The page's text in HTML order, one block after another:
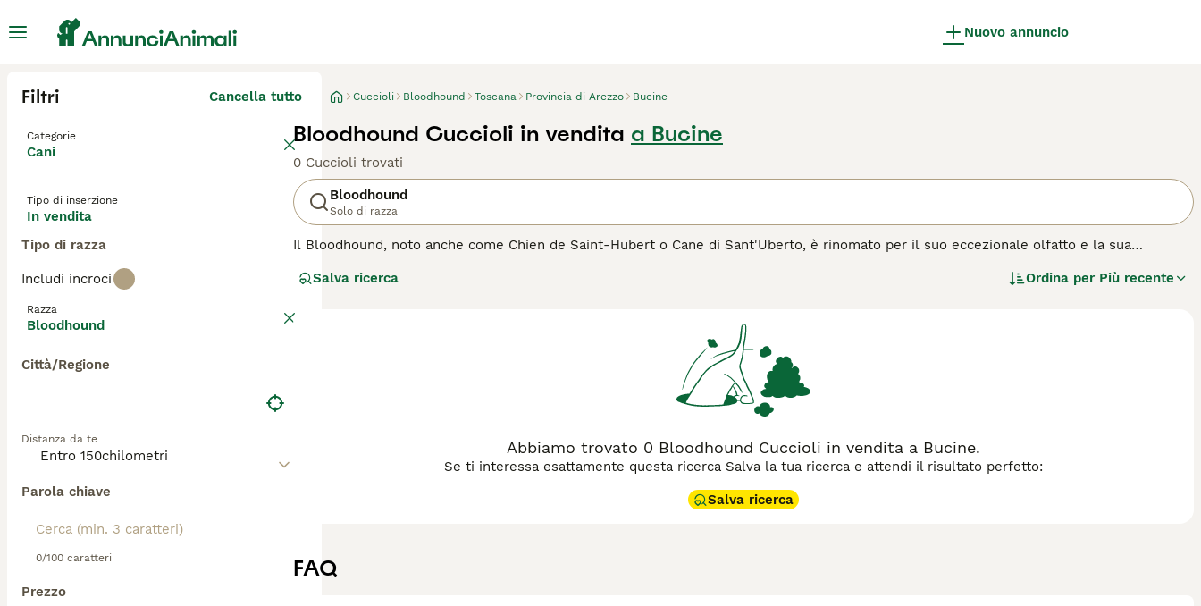
Nuovo annuncio
Filtri Cancella tutto
Categorie
Cani
Tipo di inserzione
In vendita
Tipo di razza
Includi incroci
Razza
Bloodhound
Città/Regione
Distanza da te
Parola chiave
0/100 caratteri
Prezzo
Cuccioli Bloodhound Toscana Provincia di Arezzo Bucine
Bloodhound Cuccioli in vendita a Bucine
0 Cuccioli trovati
Bloodhound
Solo di razza
Il Bloodhound, noto anche come Chien de Saint-Hubert o Cane di Sant'Uberto, è rinomato per il suo eccezionale olfatto e la sua
nella ricerca di persone scomparse, rendendolo insostituibile nei compiti di salvataggio e nelle forze dell'ordine. Nonostante le sue
muoversi e adora le lunghe passeggiate, mostrando un carattere tranquillo e riflessivo quando non è sulle tracce. La sua gestione
richiede dedizione, specialmente per la cura del suo ampio manto e delle caratteristiche pieghe della pelle.
Per assicurarti che il Bloodhound sia la scelta giusta per te, leggi la guida all'acquisto per questa razza.
Salva ricerca Ordina per Più recente
Abbiamo trovato 0 Bloodhound Cuccioli in vendita a Bucine.
Se ti interessa esattamente questa ricerca Salva la tua ricerca e attendi il risultato perfetto:
Salva ricerca
FAQ